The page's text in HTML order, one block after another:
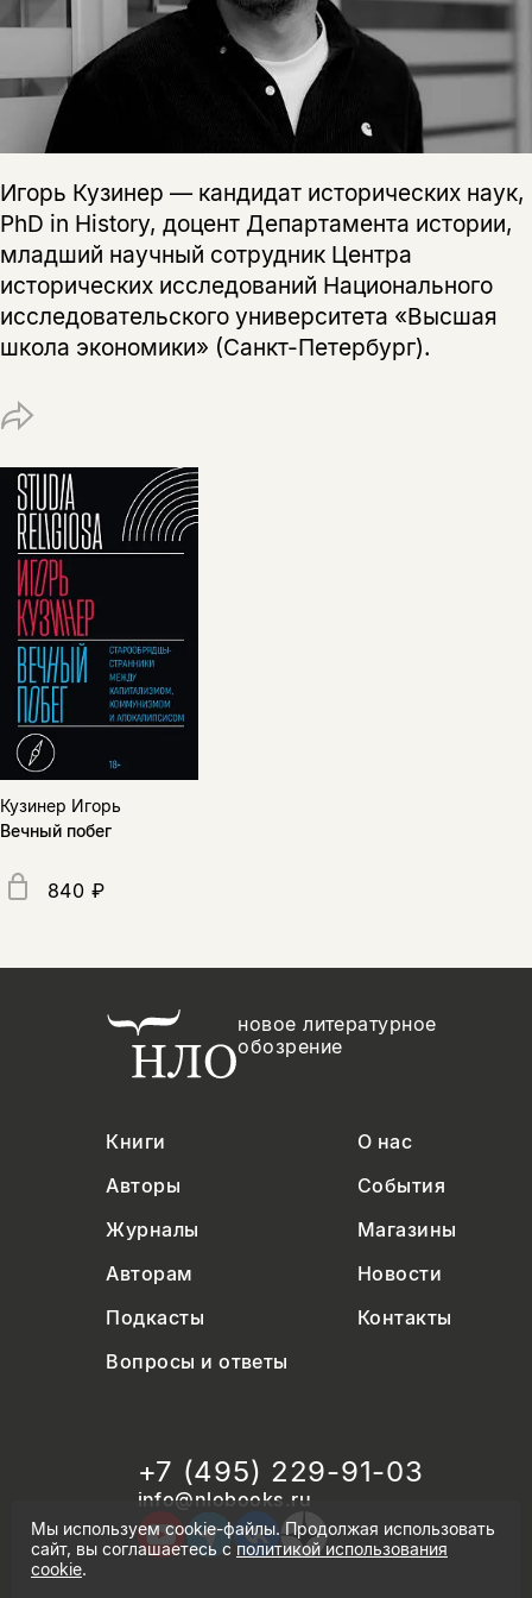
Игорь Кузинер — кандидат исторических наук,
PhD in History, доцент Департамента истории,
младший научный сотрудник Центра
исторических исследований Национального
исследовательского университета «Высшая
школа экономики» (Санкт-Петербург).
Кузинер Игорь
Вечный побег
840 ₽
новое литературное
обозрение
Книги
О нас
Авторы
События
Журналы
Магазины
Авторам
Новости
Подкасты
Контакты
Вопросы и ответы
+7 (495) 229-91-03
info@nlobooks.ru
Поделиться
За подписку дарим промокод на
скидку 15%
подписаться
электронный адрес.
подписаться
Эта книга
не предназначена для
несовершеннолетних
Скажите, пожалуйста,
да
нет, вернуться назад
Мы используем cookie-файлы. Продолжая использовать
сайт, вы соглашаетесь сполитикой использования
cookie.